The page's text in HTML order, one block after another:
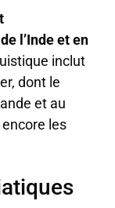
l’Inde et en
inclut
dont le
et au
les